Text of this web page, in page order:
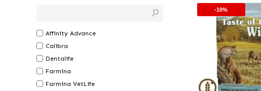
Affinity Advance
Calibra
Dentalife
Farmina
Farmina VetLife
-10%